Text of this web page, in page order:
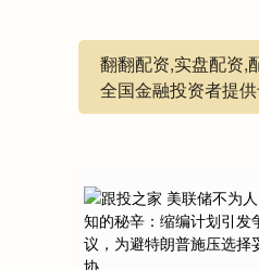
翻翻配资,实盘配资,
全国金融投资者提供